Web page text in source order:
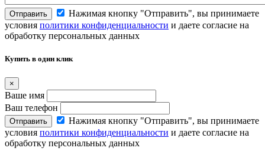
Отправить
Нажимая кнопку "Отправить", вы принимаете
условия политики конфиденциальности и даете согласие на
обработку персональных данных
Купить в один клик
×
Ваше имя
Ваш телефон
Отправить
Нажимая кнопку "Отправить", вы принимаете
условия политики конфиденциальности и даете согласие на
обработку персональных данных